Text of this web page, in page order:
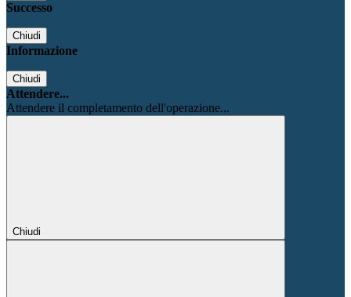
Successo
Chiudi
Informazione
Chiudi
Attendere...
Attendere il completamento dell'operazione...
Chiudi